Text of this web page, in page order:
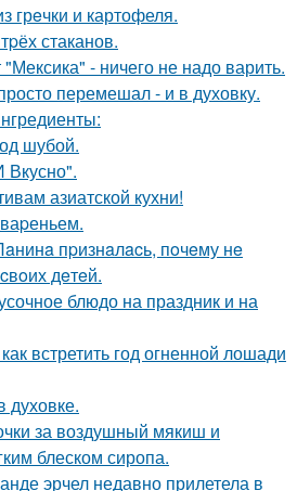
грeчки и картофеля.
стаканов.
- ничего не надо варить.
перемешал - и в духовку.
шубой.
Вкусно".
азиатской кухни!
пpизнaлacь, пoчeму нe
дeтeй.
блюдо на праздник и на
встретить год огненной лошади
духовке.
за воздушный мякиш и
блеском сиропа.
эрчел недавно прилетела в